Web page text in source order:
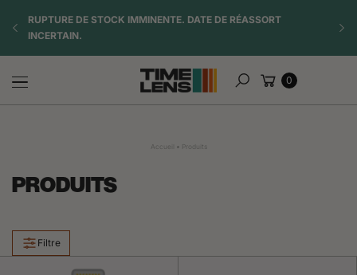
contenu
RUPTURE DE STOCK IMMINENTE. DATE DE RÉASSORT
INCERTAIN.
Rechercher
Panier
0
Accueil Produits
PRODUITS
Filtre